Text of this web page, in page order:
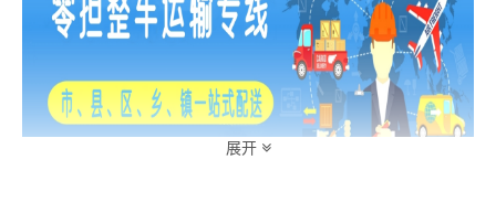
展开